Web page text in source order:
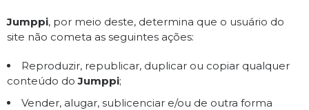
Jumppi, por meio deste, determina que o usuário do
site não cometa as seguintes ações:
Reproduzir, republicar, duplicar ou copiar qualquer
conteúdo doJumppi;
Vender, alugar, sublicenciar e/ou de outra forma